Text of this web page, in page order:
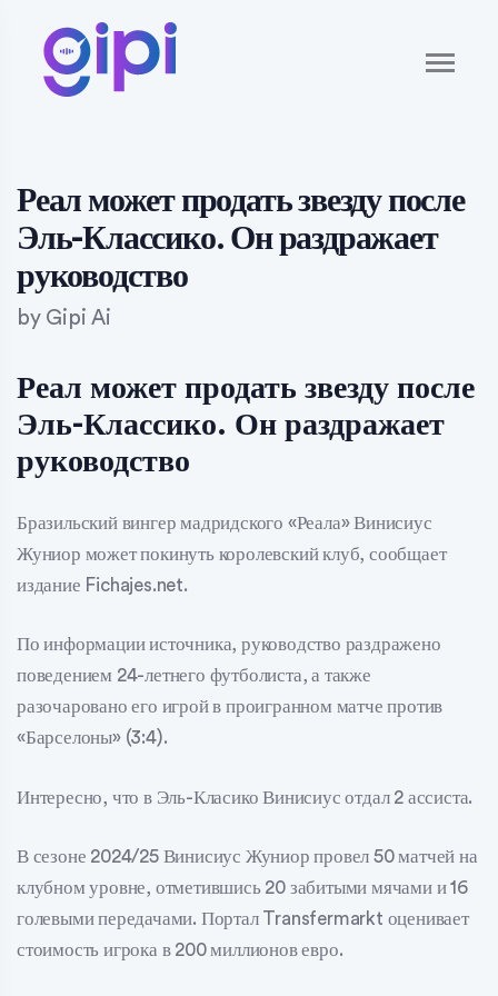
Реал может продать звезду после
Эль-Классико. Он раздражает
руководство
by Gipi Ai
Реал может продать звезду после
Эль-Классико. Он раздражает
руководство
Бразильский вингер мадридского «Реала» Винисиус
Жуниор может покинуть королевский клуб, сообщает
издание Fichajes.net.
По информации источника, руководство раздражено
поведением 24-летнего футболиста, а также
разочаровано его игрой в проигранном матче против
«Барселоны» (3:4).
Интересно, что в Эль-Класико Винисиус отдал 2 ассиста.
В сезоне 2024/25 Винисиус Жуниор провел 50 матчей на
клубном уровне, отметившись 20 забитыми мячами и 16
голевыми передачами. Портал Transfermarkt оценивает
стоимость игрока в 200 миллионов евро.